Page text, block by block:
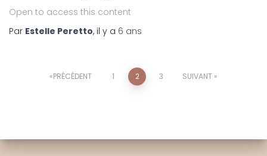
Open to access this content
Par Estelle Peretto, il y a 6 ans
Pagination
publications
PRÉCÉDENT 1 2 3 SUIVANT